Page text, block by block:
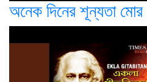
অনেক দিনের শূন্যতা মোর